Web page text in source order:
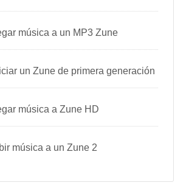
música a un MP3 Zune
un Zune de primera generación
música a Zune HD
música a un Zune 2